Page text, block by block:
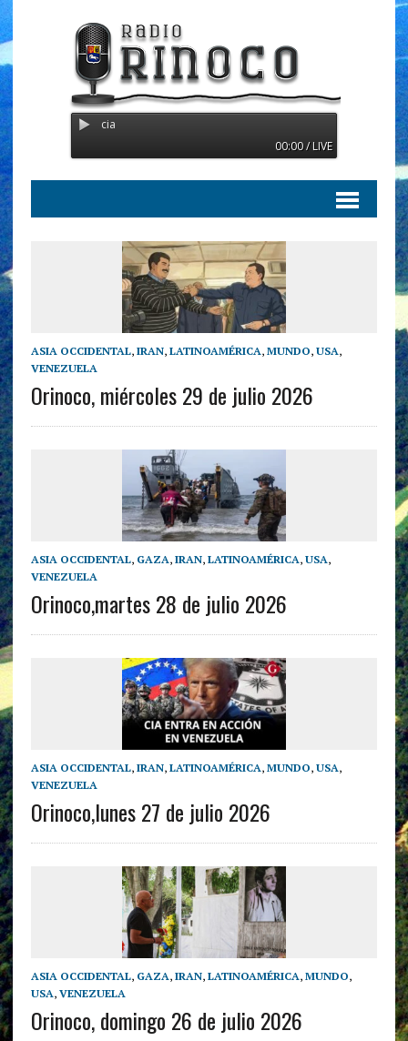
Radio Orinoco -
00:00 / LIVE
ASIA OCCIDENTAL, IRAN, LATINOAMÉRICA, MUNDO, USA,
VENEZUELA
Orinoco, miércoles 29 de julio 2026
ASIA OCCIDENTAL, GAZA, IRAN, LATINOAMÉRICA, USA,
VENEZUELA
Orinoco,martes 28 de julio 2026
ASIA OCCIDENTAL, IRAN, LATINOAMÉRICA, MUNDO, USA,
VENEZUELA
Orinoco,lunes 27 de julio 2026
ASIA OCCIDENTAL, GAZA, IRAN, LATINOAMÉRICA, MUNDO,
USA, VENEZUELA
Orinoco, domingo 26 de julio 2026